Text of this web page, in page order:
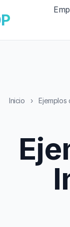
Inicio › Ejemplos